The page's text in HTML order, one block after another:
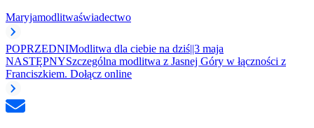
Maryjamodlitwaświadectwo
POPRZEDNIModlitwa dla ciebie na dziś||3 maja
NASTĘPNYSzczególna modlitwa z Jasnej Góry w łączności z
Franciszkiem. Dołącz online